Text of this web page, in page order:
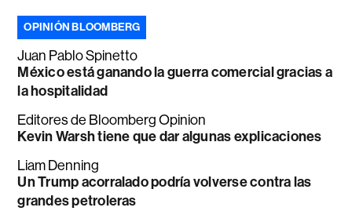
OPINIÓN BLOOMBERG
Juan Pablo Spinetto
México está ganando la guerra comercial gracias a
la hospitalidad
Editores de Bloomberg Opinion
Kevin Warsh tiene que dar algunas explicaciones
Liam Denning
Un Trump acorralado podría volverse contra las
grandes petroleras